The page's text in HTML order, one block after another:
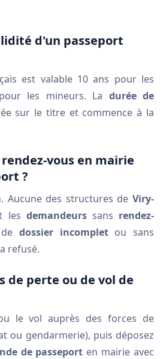
d'un passeport
est valable 10 ans pour les
les mineurs. La durée de
sur le titre et commence à la
vous en mairie
?
Aucune des structures de Viry-
les demandeurssans rendez-
dossier incompletou sans
refusé.
de perte ou de vol de
le vol auprès des forces de
ou gendarmerie), puis déposez
de passeport en mairie avec